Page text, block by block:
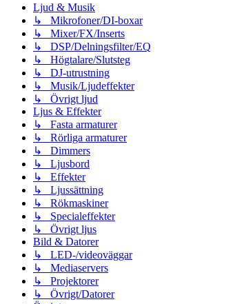
Ljud & Musik
↳ Mikrofoner/DI-boxar
↳ Mixer/FX/Inserts
↳ DSP/Delningsfilter/EQ
↳ Högtalare/Slutsteg
↳ DJ-utrustning
↳ Musik/Ljudeffekter
↳ Övrigt ljud
Ljus & Effekter
↳ Fasta armaturer
↳ Rörliga armaturer
↳ Dimmers
↳ Ljusbord
↳ Effekter
↳ Ljussättning
↳ Rökmaskiner
↳ Specialeffekter
↳ Övrigt ljus
Bild & Datorer
↳ LED-/videoväggar
↳ Mediaservers
↳ Projektorer
↳ Övrigt/Datorer